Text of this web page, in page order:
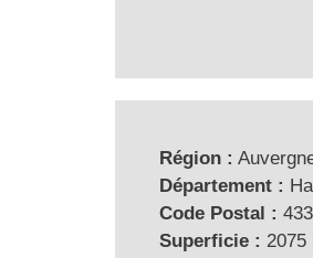
Région :
Département :
Code Postal :
Superficie : 2075